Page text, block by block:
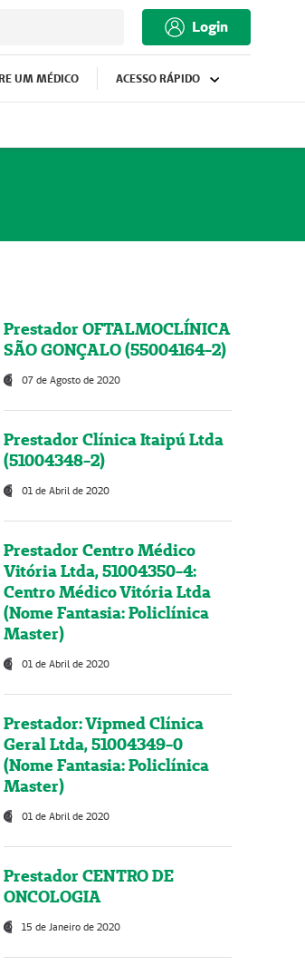
Login
UM MÉDICO ACESSO RÁPIDO
Prestador OFTALMOCLÍNICA
SÃO GONÇALO (55004164-2)
07 de Agosto de 2020
Prestador Clínica Itaipú Ltda
(51004348-2)
01 de Abril de 2020
Prestador Centro Médico
Vitória Ltda, 51004350-4:
Centro Médico Vitória Ltda
(Nome Fantasia: Policlínica
Master)
01 de Abril de 2020
Prestador: Vipmed Clínica
Geral Ltda, 51004349-0
(Nome Fantasia: Policlínica
Master)
01 de Abril de 2020
Prestador CENTRO DE
ONCOLOGIA
15 de Janeiro de 2020